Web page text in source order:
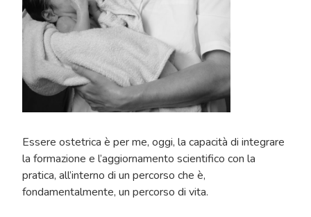
Essere ostetrica è per me, oggi, la capacità di integrare
la formazione e l’aggiornamento scientifico con la
pratica, all’interno di un percorso che è,
fondamentalmente, un percorso di vita.